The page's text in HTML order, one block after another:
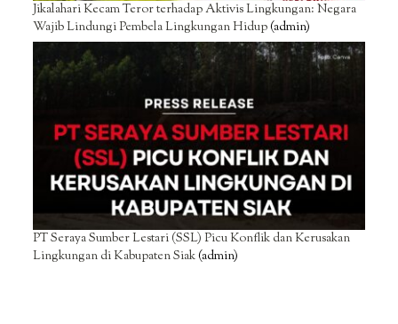
Jikalahari Kecam Teror terhadap Aktivis Lingkungan: Negara
Wajib Lindungi Pembela Lingkungan Hidup(admin)
PT Seraya Sumber Lestari (SSL) Picu Konflik dan Kerusakan
Lingkungan di Kabupaten Siak(admin)